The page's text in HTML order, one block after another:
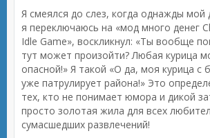
Я смеялся до слез, когда однажды мой
я переключаюсь на «мод много денег
Idle Game», воскликнул: «Ты вообще
тут может произойти? Любая курица
опасной!» Я такой «О да, моя курица с
уже патрулирует района!» Это
тех, кто не понимает юмора и дикой
просто золотая жила для всех
сумасшедших развлечений!